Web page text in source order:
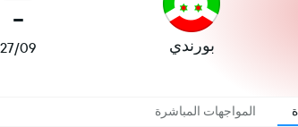
بورندي
-
27/09
المواجهات المباشرة